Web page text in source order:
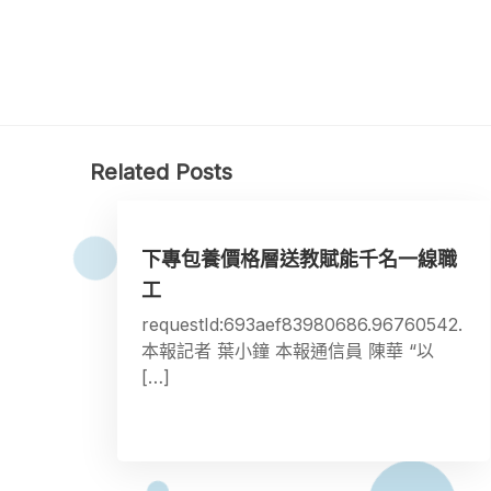
Related Posts
下專包養價格層送教賦能千名一線職
工
requestId:693aef83980686.96760542.
本報記者 葉小鐘 本報通信員 陳華 “以
[…]